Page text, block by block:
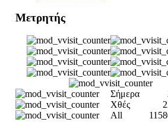
Μετρητής
Σήμερα
Χθές
All